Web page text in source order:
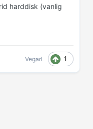
harddisk (vanlig
VegarL 1